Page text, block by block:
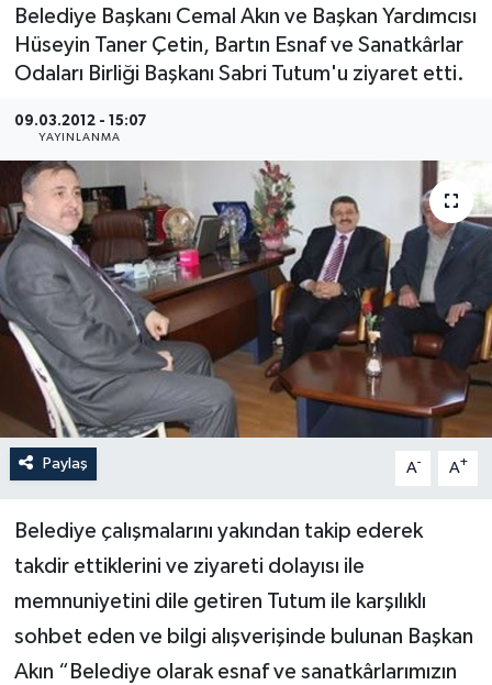
Belediye Başkanı Cemal Akın ve Başkan Yardımcısı
Hüseyin Taner Çetin, Bartın Esnaf ve Sanatkârlar
Odaları Birliği Başkanı Sabri Tutum'u ziyaret etti.
09.03.2012 - 15:07
YAYINLANMA
Paylaş A- A+
Belediye çalışmalarını yakından takip ederek
takdir ettiklerini ve ziyareti dolayısı ile
memnuniyetini dile getiren Tutum ile karşılıklı
sohbet eden ve bilgi alışverişinde bulunan Başkan
Akın “Belediye olarak esnaf ve sanatkârlarımızın
Medya
Sivil Toplum
Siyaset
Spor
Tarım
Turizm
Yerel Yönetimler
DÜNYA